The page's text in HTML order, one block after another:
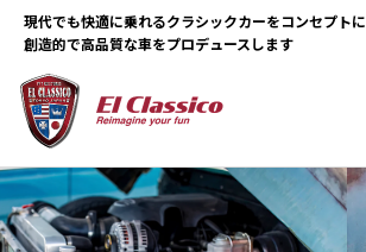
現代でも快適に乗れるクラシックカーをコンセプトに